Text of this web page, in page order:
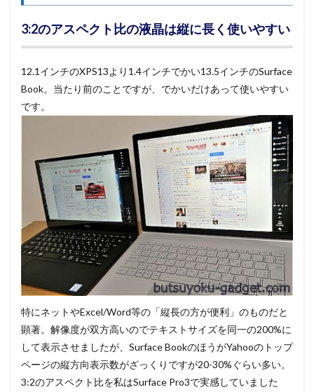
3:2のアスペクト比の液晶は縦に長く使いやすい
12.1インチのXPS13より1.4インチでかい13.5インチのSurface
Book。当たり前のことですが、でかいだけあって使いやすい
です。
特にネットやExcel/Word等の「縦長の方が便利」のものだと
顕著。解像度が双方高いのでテキストサイズを同一の200%に
して表示させましたが、Surface BookのほうがYahooのトップ
ページの縦方向表示数がざっくりですが20-30%ぐらい多い。
3:2のアスペクト比を私はSurface Pro3で実感していました